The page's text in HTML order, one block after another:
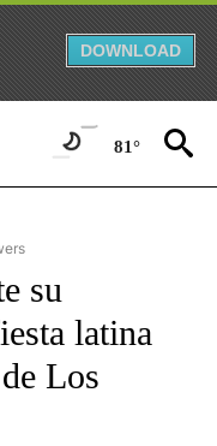
DOWNLOAD
81°
SPANISH" TO RECEIVE
su
latina
Los